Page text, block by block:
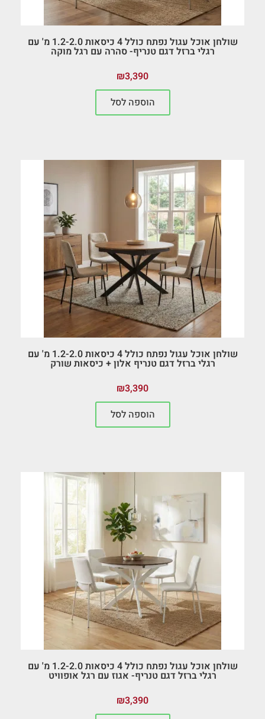
שולחן אוכל עגול נפתח כולל 4 כיסאות 1.2-2.0 מ' עם
רגלי ברזל דגם טנריף- סהרה עם רגל מוקה
₪3,390
הוספה לסל
שולחן אוכל עגול נפתח כולל 4 כיסאות 1.2-2.0 מ' עם
רגלי ברזל דגם טנריף אלון + כיסאות שורק
₪3,390
הוספה לסל
שולחן אוכל עגול נפתח כולל 4 כיסאות 1.2-2.0 מ' עם
רגלי ברזל דגם טנריף- אגוז עם רגל אופוויט
₪3,390